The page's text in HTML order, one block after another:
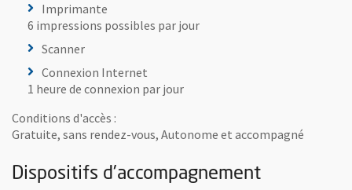
Imprimante
6 impressions possibles par jour
Scanner
Connexion Internet
1 heure de connexion par jour
Conditions d'accès :
Gratuite, sans rendez-vous, Autonome et accompagné
Dispositifs d'accompagnement